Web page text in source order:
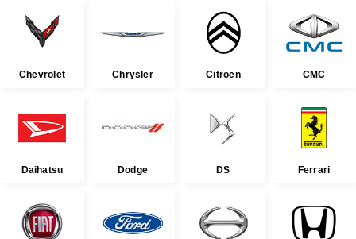
Chevrolet Chrysler Citroen CMC
Daihatsu Dodge DS Ferrari